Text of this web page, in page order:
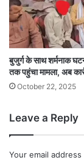
बुजुर्ग के साथ शर्मनाक
तक पहुंचा मामला, अब
October 22, 2025
Leave a Reply
Your email